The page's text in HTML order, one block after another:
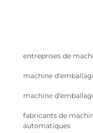
entreprises de
machine
machine
fabricants de
automatiques